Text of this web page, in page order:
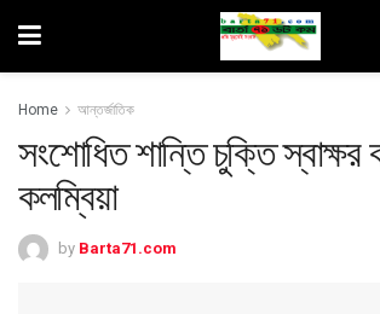
Home আন্তর্জাতিক
সংশোধিত শান্তি চুক্তি স্বাক্ষর
কলম্বিয়া
by Barta71.com